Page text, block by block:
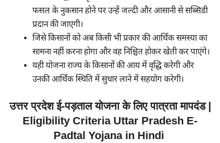
फसल के नुकसान होने पर उन्हें जल्दी और आसानी से सब्सिडी
प्रदान की जाएगी।
जिसे किसानों को अब किसी भी प्रकार की आर्थिक समस्या का
सामना नहीं करना होगा और वह निश्चित होकर खेती कर पाएंगे।
यही योजना राज्य के किसानों की आय में वृद्धि करेगी और
उनकी आर्थिक स्थिति में सुधार लाने में सहयोग करेगी।
उत्तर प्रदेश ई-पड़ताल योजना के लिए पात्रता मापदंड |
Eligibility Criteria Uttar Pradesh E-
Padtal Yojana in Hindi